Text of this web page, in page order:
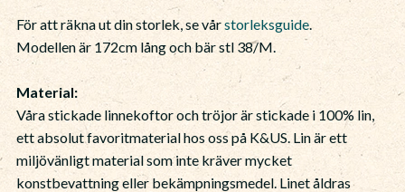
För att räkna ut din storlek, se vårstorleksguide.
Modellen är 172cm lång och bär stl 38/M.
Material:
Våra stickade linnekoftor och tröjor är stickade i 100% lin,
ett absolut favoritmaterial hos oss på K&US. Lin är ett
miljövänligt material som inte kräver mycket
konstbevattning eller bekämpningsmedel. Linet åldras